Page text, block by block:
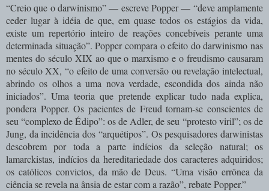
“Creio que o darwinismo” — escreve Popper — “deve amplamente
ceder lugar à idéia de que, em quase todos os estágios da vida,
existe um repertório inteiro de reações concebíveis perante uma
determinada situação”. Popper compara o efeito do darwinismo nas
mentes do século XIX ao que o marxismo e o freudismo causaram
no século XX, “o efeito de uma conversão ou revelação intelectual,
abrindo os olhos a uma nova verdade, escondida dos ainda não
iniciados”. Uma teoria que pretende explicar tudo nada explica,
pondera Popper. Os pacientes de Freud tornam-se conscientes de
seu “complexo de Édipo”: os de Adler, de seu “protesto viril”; os de
Jung, da incidência dos “arquétipos”. Os pesquisadores darwinistas
descobrem por toda a parte indícios da seleção natural; os
lamarckistas, indícios da hereditariedade dos caracteres adquiridos;
os católicos convictos, da mão de Deus. “Uma visão errônea da
ciência se revela na ânsia de estar com a razão”, rebate Popper.”